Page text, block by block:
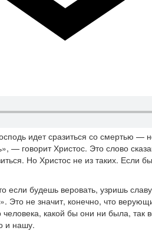
идет сразиться со смертью
— говорит Христос. Это слово
Но Христос не из таких. Если
если будешь веровать, узришь
не значит, конечно, что
какой бы они ни была,
и нашу.